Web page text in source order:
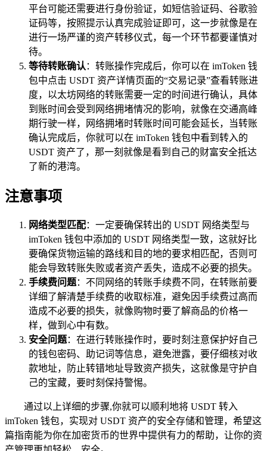
平台可能还需要进行身份验证，如短信验证码、谷歌验
证码等，按照提示认真完成验证即可，这一步就像是在
进行一场严谨的资产转移仪式，每一个环节都要谨慎对
待。
等待转账确认 ：转账操作完成后，你可以在 imToken 钱
包中点击 USDT 资产详情页面的“交易记录”查看转账进
度，以太坊网络的转账需要一定的时间进行确认，具体
到账时间会受到网络拥堵情况的影响，就像在交通高峰
期行驶一样，网络拥堵时转账时间可能会延长，当转账
确认完成后，你就可以在 imToken 钱包中看到转入的
USDT 资产了，那一刻就像是看到自己的财富安全抵达
了新的港湾。
注意事项
网络类型匹配：一定要确保转出的 USDT 网络类型与
imToken 钱包中添加的 USDT 网络类型一致，这就好比
要确保货物运输的路线和目的地的要求相匹配，否则可
能会导致转账失败或者资产丢失，造成不必要的损失。
手续费问题：不同网络的转账手续费不同，在转账前要
详细了解清楚手续费的收取标准，避免因手续费过高而
造成不必要的损失，就像购物时要了解商品的价格一
样，做到心中有数。
安全问题：在进行转账操作时，要时刻注意保护好自己
的钱包密码、助记词等信息，避免泄露，要仔细核对收
款地址，防止转错地址导致资产损失，这就像是守护自
己的宝藏，要时刻保持警惕。
通过以上详细的步骤,你就可以顺利地将 USDT 转入
imToken 钱包，实现对 USDT 资产的安全存储和管理，希望这
篇指南能为你在加密货币的世界中提供有力的帮助，让你的资